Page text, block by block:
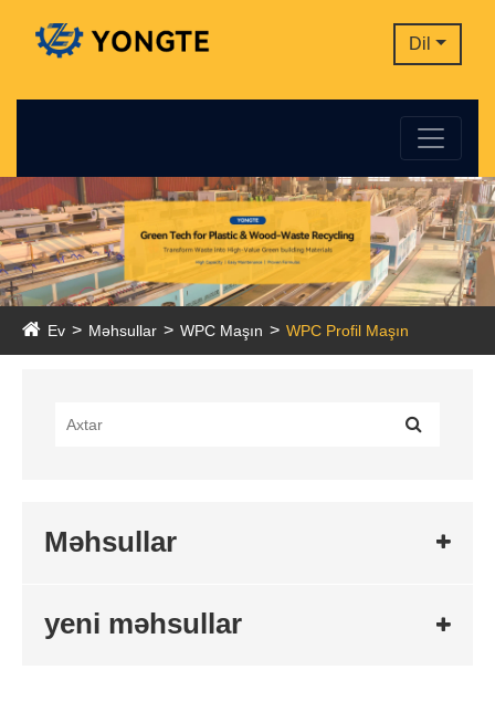
Dil
Ev Məhsullar WPC Maşın WPC Profil Maşın
Məhsullar
yeni məhsullar